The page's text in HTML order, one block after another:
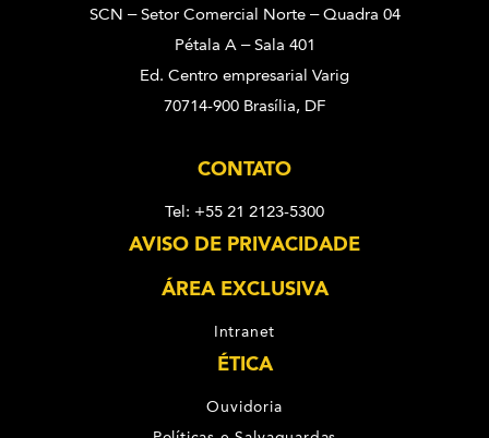
SCN – Setor Comercial Norte – Quadra 04
Pétala A – Sala 401
Ed. Centro empresarial Varig
70714-900 Brasília, DF
CONTATO
Tel: +55 21 2123-5300
AVISO DE PRIVACIDADE
ÁREA EXCLUSIVA
Intranet
ÉTICA
Ouvidoria